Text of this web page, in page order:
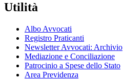
Utilità
Albo Avvocati
Registro Praticanti
Newsletter Avvocati: Archivio
Mediazione e Conciliazione
Patrocinio a Spese dello Stato
Area Previdenza